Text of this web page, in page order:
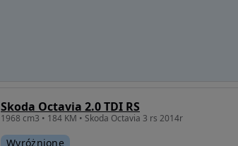
Skoda Octavia 2.0 TDI RS
1968 cm3 • 184 KM • Skoda Octavia 3 rs 2014r
Wyróżnione